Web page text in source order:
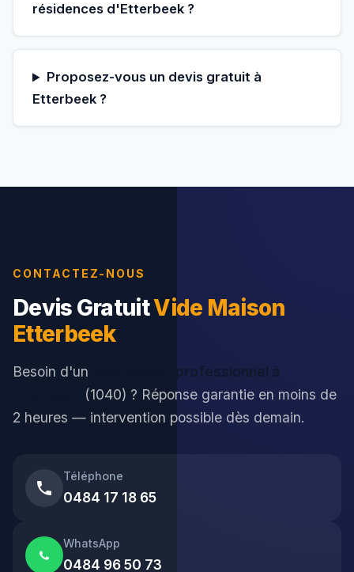
résidences d'Etterbeek ?
Proposez-vous un devis gratuit à
Etterbeek ?
CONTACTEZ-NOUS
Devis GratuitVide Maison
Etterbeek
Besoin d'un
vide maison professionnel à
(1040) ? Réponse garantie en moins de
2 heures — intervention possible dès demain.
Téléphone
0484 17 18 65
WhatsApp
0484 96 50 73